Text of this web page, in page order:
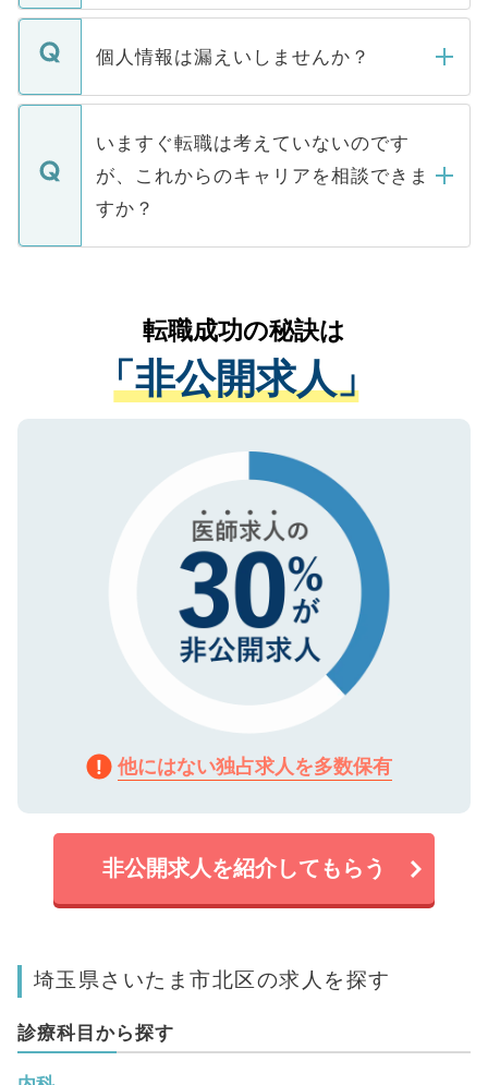
ません。
■応募殺到を避けるため 人気のある医療機
関を公にしてしまうと、応募が殺到する場
に、医療機関が求める条件に合った人材の
みを人材紹介会社に依頼するケースが増え
ています。
転職・入職を強要することは一切ありませ
ん。また、仮に応募先から内定をいただい
定を承諾する必要はありません。内定先へ
の辞退の連絡はキャリアパートナーが行い
個人情報は漏えいしませんか？
個人情報が漏えいすることはありませんの
で、ご安心ください。当サイトからの登録
などで収集したご登録者様の個人情報は、
ご本人のキャリアアップおよび転職活動の
支援を目的に使用いたします。お預かりし
ているすべての個人データはご本人の許可
は、個人情報の取り扱いについての厳密な
管理基準を満たした事業者のみに付与され
る、プライバシーマークを取得済みです。
で、機密保持に関してもご安心ください。
いますぐ転職は考えていないのです
が、これからのキャリアを相談できま
すか？
かがいして、現在の医療機関の状況や紹介
経験をまじえながら、適切なアドバイスを
させていただきます。すぐにご転職をされ
ない方には、長期的なサポートが可能です
ので、まずはご登録ください。
転職成功の秘訣は
「非公開求人」
他にはない独占求人を多数保有
非公開求人を紹介してもらう
埼玉県さいたま市北区の求人を探す
診療科目から探す